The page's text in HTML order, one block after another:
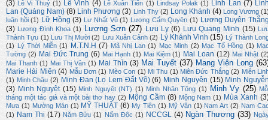
(3) Lê Vi Thuỷ (1) Lê Vinh (4) Lê Xuân Tiến (1) Lindsay Polak (1) Linh Lan (7)
Lan (Quảng Nam) (8) Linh Phương (3) Linh Thy (2) Long Khánh (4) Long Vương
luân hồi (1) Lữ Hồng (3) Lư Nhất Vũ (1) Lương Cẩm Quyên (1) Lương Duyên
(3) Lương Đình Khoa (1) Lương Sơn (27) Lưu Ly (6) Lưu Quang Minh (15)
Thành Tựu (1) Lưu Thị Mười (2) Lưu Xuân Cảnh (2) Lý Khánh Vinh (15) Lý Thành
(1)
Lý Thời Miễn (1) M.T.N.H (7) Mã Nhị Lan (1) Mạc Minh (2) Mạc Tố Hồng (1)
Tường (2) Mai Đức Trung (6) Mai Hạnh (1) Mai Kiệm (1) Mai Loan (12) Mai Nhật
Mai Thanh (1) Mai Thị Vân (1) Mai Thìn (3) Mai Tuyết (37) Mang Viên Long
Marie Hải Miên (4) Mẫu Đơn (1) Mèo Con (1) Mi Thu (1) Miên Đức Thắng (2) Miên
(1) Minh Châu (2) Minh Đan (Lọ Lem Đất Võ) (6) Minh Nguyên (15) Minh
(3) Minh Nguyệt (15) Minh Nguyệt (NT) (1) Minh Nhân Tông (1) Minh Vy (25)
tháng một tác giả và một bài thơ hay (2) Mộng Cầm (8) Mộng Nam (1) Mùa Xanh
Mưa (1) Mường Mán (1) MỸ THUẬT (6) My Tiên (1) Mỹ Vân (1) Nam Art (2) Nam
(1) Nam Thi (17) Năm Bửu (1) Nấm Độc (1) NCCGL (4) Ngàn Thương (33)